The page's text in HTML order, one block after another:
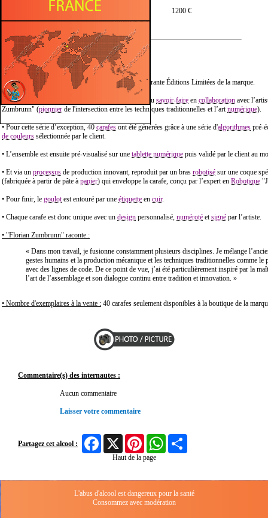
Prix moyen en 100 cl : 1200 €
Description :
• Hennessy "Florian Zumbrunn" est une série de quarante Éditions Limitées de la marque.
•Création issue de l’art et du savoir-faire en collaboration avec
Zumbrunn" (pionnier de l'intersection entre les techniques traditionnelles et l’art numérique).
• Pour cette série d’exception, 40carafesont été générées grâce à une série d'algorithmes pré-
de couleurs sélectionnée par le client.
• L’ensemble est ensuite pré-visualisé sur une tablette numérique puis validé par le client au
• Et via un processus de production innovant, reproduit par un bras robotisé sur une coque
(fabriquée à partir de pâte à papier) qui enveloppe la carafe, conçu par l’expert en Robotique
• Pour finir, le goulot est entouré par une étiquette en cuir.
• Chaque carafe est donc unique avec un design personnalisé, numéroté et signé par l’artiste.
• "Florian Zumbrunn" raconte :
« Dans mon travail, je fusionne constamment plusieurs disciplines. Je mélange
gestes humains et la production mécanique et les techniques traditionnelles comme le
avec des lignes de code. De ce point de vue, j’ai été particulièrement inspiré par la
l’art de l’assemblage et son dialogue continu entre tradition et innovation. »
• Nombre d'exemplaires à la vente : 40 carafes seulement disponibles à la boutique de la
Commentaire(s) des internautes :
Aucun commentaire
Laisser votre commentaire
Partagez cet alcool :
Facebook
X PinterestWhatsApp
Haut de la page
L'abus d'alcool est dangereux pour la santé
Consommez avec modération